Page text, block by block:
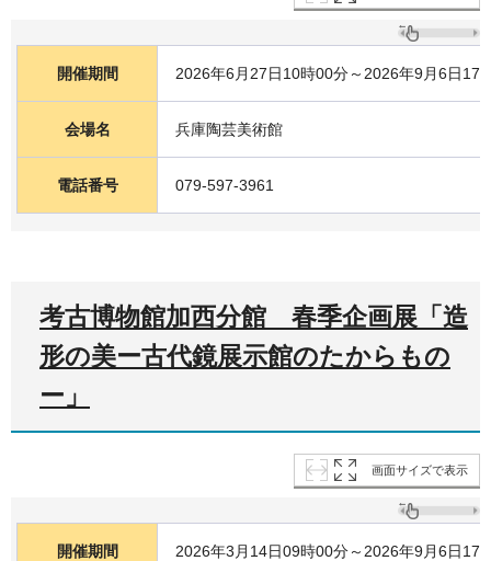
開催期間 2026年6月27日10時00分～2026年9月6日17
会場名 兵庫陶芸美術館
電話番号 079-597-3961
考古博物館加西分館 春季企画展「造
形の美ー古代鏡展示館のたからもの
ー」
画面サイズで表示
開催期間 2026年3月14日09時00分～2026年9月6日17